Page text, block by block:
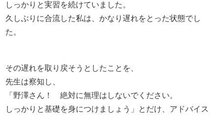
しっかりと実習を続けていました。
久しぶりに合流した私は、かなり遅れをとった状態でし
た。
その遅れを取り戻そうとしたことを、
先生は察知し、
「野澤さん！ 絶対に無理はしないでください。
しっかりと基礎を身につけましょう」とだけ、アドバイス